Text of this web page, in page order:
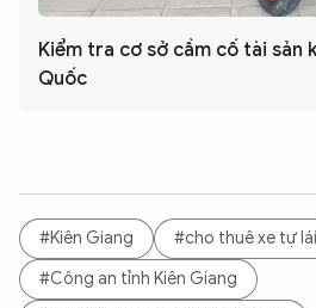
Kiểm tra cơ sở cầm cố tài sản
Quốc
#Kiên Giang #cho thuê xe tự lái
#Công an tỉnh Kiên Giang